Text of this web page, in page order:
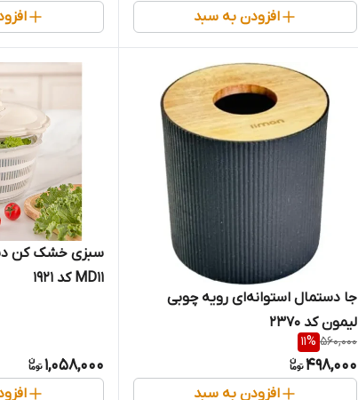
افزودن به سبد
جا دستمال استوانه‌ای رویه چوبی
لیمون کد 2370
560,000
11%
498,000
افزودن به سبد
سبزی خشک کن
MD11 کد 1921
1,058,000